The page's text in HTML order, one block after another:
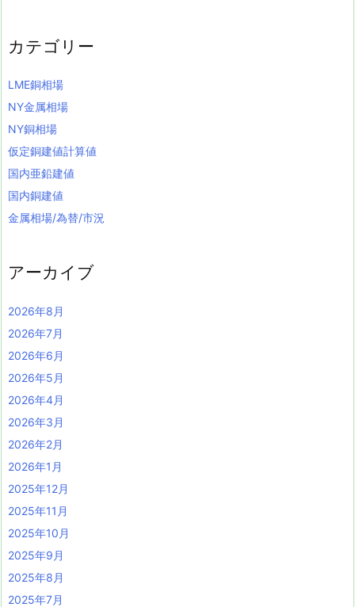
カテゴリー
LME銅相場
NY金属相場
NY銅相場
仮定銅建値計算値
国内亜鉛建値
国内銅建値
金属相場/為替/市況
アーカイブ
2026年8月
2026年7月
2026年6月
2026年5月
2026年4月
2026年3月
2026年2月
2026年1月
2025年12月
2025年11月
2025年10月
2025年9月
2025年8月
2025年7月